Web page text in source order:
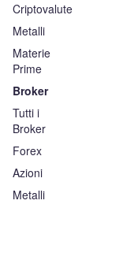
Criptovalute
Metalli
Materie
Prime
Broker
Tutti i
Broker
Forex
Azioni
Metalli